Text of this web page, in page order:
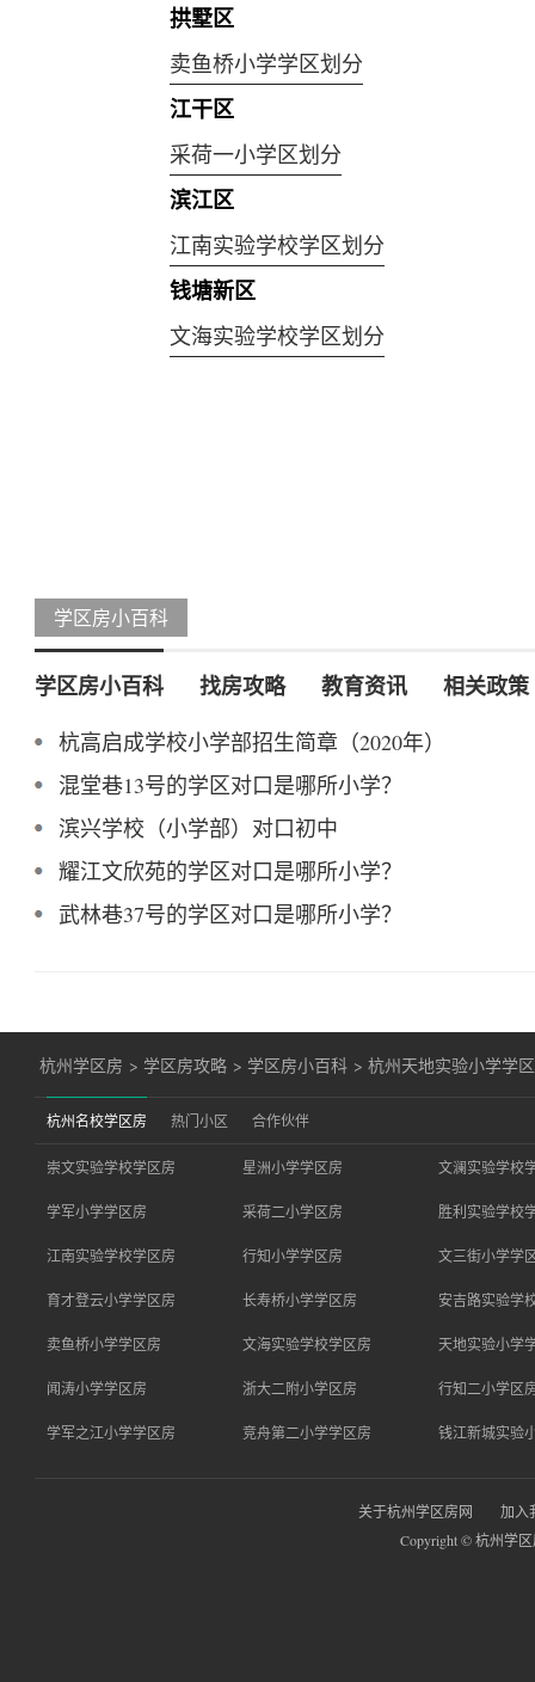
拱墅区
卖鱼桥小学学区划分
江干区
采荷一小学区划分
滨江区
江南实验学校学区划分
钱塘新区
文海实验学校学区划分
学区房小百科
学区房小百科 找房攻略 教育资讯 相关政策
杭高启成学校小学部招生简章（2020年）
混堂巷13号的学区对口是哪所小学？
滨兴学校（小学部）对口初中
耀江文欣苑的学区对口是哪所小学？
武林巷37号的学区对口是哪所小学？
杭州学区房 > 学区房攻略 > 学区房小百科 >杭州天地实验小学学
杭州名校学区房 热门小区 合作伙伴
崇文实验学校学区房 星洲小学学区房 文澜实验学校
学军小学学区房 采荷二小学区房 胜利实验学校
江南实验学校学区房 行知小学学区房 文三街小学学
育才登云小学学区房 长寿桥小学学区房 安吉路实验学
卖鱼桥小学学区房 文海实验学校学区房 天地实验小学
闻涛小学学区房 浙大二附小学区房 行知二小学区
学军之江小学学区房 竞舟第二小学学区房 钱江新城实验
关于杭州学区房网
加入
Copyright © 杭州学